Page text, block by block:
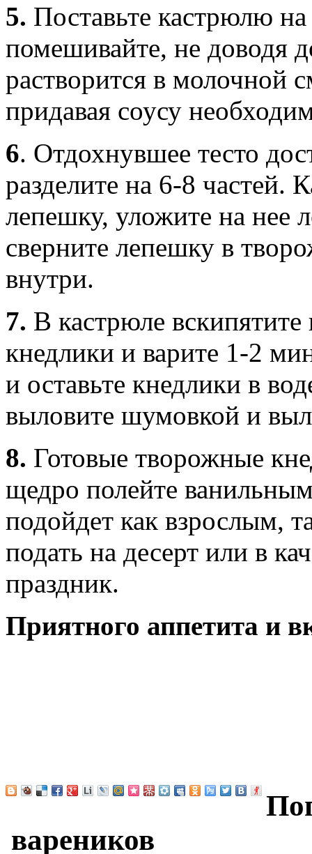
5. Поставьте кастрюлю
помешивайте, не доводя
растворится в молочной
придавая соусу
6. Отдохнувшее тесто
разделите на 6-8 частей.
лепешку, уложите на нее
сверните лепешку в
внутри.
7. В кастрюле вскипятите
кнедлики и варите 1-2
и оставьте кнедлики в
выловите шумовкой и
8. Готовые творожные
щедро полейте
подойдет как взрослым,
подать на десерт или в
праздник.
Приятного аппетита и
вареников